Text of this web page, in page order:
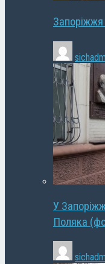
У
Поляка